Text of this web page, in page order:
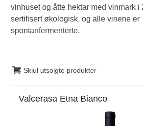
vinhuset og åtte hektar med vinmark i
sertifisert økologisk, og alle vinene er
spontanfermenterte.
Skjul utsolgte produkter
Valcerasa Etna Bianco